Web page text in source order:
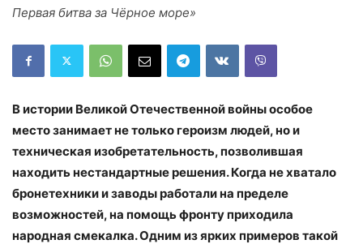
Первая битва за Чёрное море»
В истории Великой Отечественной войны особое
место занимает не только героизм людей, но и
техническая изобретательность, позволившая
находить нестандартные решения. Когда не хватало
бронетехники и заводы работали на пределе
возможностей, на помощь фронту приходила
народная смекалка. Одним из ярких примеров такой